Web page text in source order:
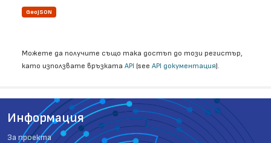
GeoJSON
Можете да получите също така достъп до този регистър,
като използвате връзката API (see API документация).
Информация
За проекта